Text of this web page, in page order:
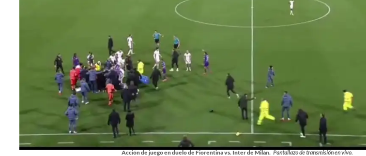
Acción de juego en duelo de Fiorentina vs. Inter de Milán. Pantallazo de transmisión en vivo.